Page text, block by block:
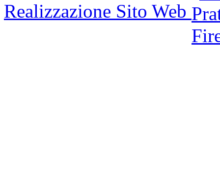
Realizzazione Sito Web